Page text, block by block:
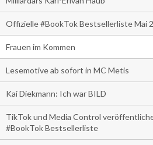
Offizielle #BookTok Bestsellerliste Mai
Frauen im Kommen
Lesemotive ab sofort in MC Metis
Kai Diekmann: Ich war BILD
TikTok und Media Control
#BookTok Bestsellerliste